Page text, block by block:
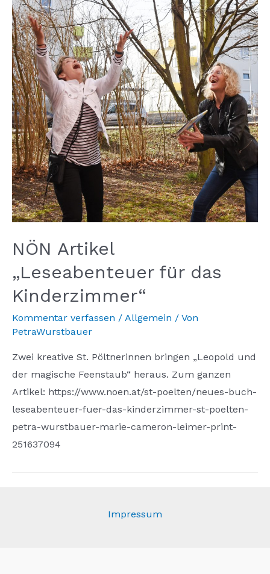
NÖN Artikel
„Leseabenteuer für das
Kinderzimmer“
Kommentar verfassen / Allgemein / Von
PetraWurstbauer
Zwei kreative St. Pöltnerinnen bringen „Leopold und
der magische Feenstaub“ heraus. Zum ganzen
Artikel: https://www.noen.at/st-poelten/neues-buch-
leseabenteuer-fuer-das-kinderzimmer-st-poelten-
petra-wurstbauer-marie-cameron-leimer-print-
251637094
Impressum